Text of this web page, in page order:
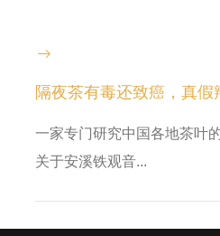
隔夜茶有毒还致癌，真假
一家专门研究中国各地茶叶
关于安溪铁观音...